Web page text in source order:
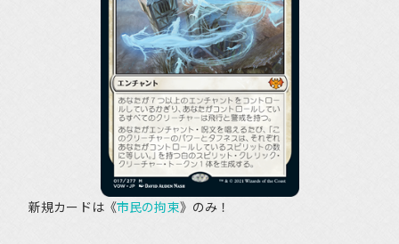
新規カードは《市民の拘束》のみ！